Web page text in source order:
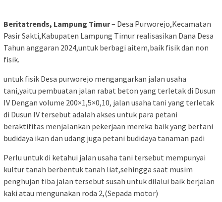
Beritatrends, Lampung Timur– Desa Purworejo,Kecamatan
Pasir Sakti,Kabupaten Lampung Timur realisasikan Dana Desa
Tahun anggaran 2024,untuk berbagi aitem,baik fisik dan non
fisik.
untuk fisik Desa purworejo mengangarkan jalan usaha
tani,yaitu pembuatan jalan rabat beton yang terletak di Dusun
IV Dengan volume 200×1,5×0,10, jalan usaha tani yang terletak
di Dusun IV tersebut adalah akses untuk para petani
beraktifitas menjalankan pekerjaan mereka baik yang bertani
budidaya ikan dan udang juga petani budidaya tanaman padi
Perlu untuk di ketahui jalan usaha tani tersebut mempunyai
kultur tanah berbentuk tanah liat,sehingga saat musim
penghujan tiba jalan tersebut susah untuk dilalui baik berjalan
kaki atau mengunakan roda 2,(Sepada motor)